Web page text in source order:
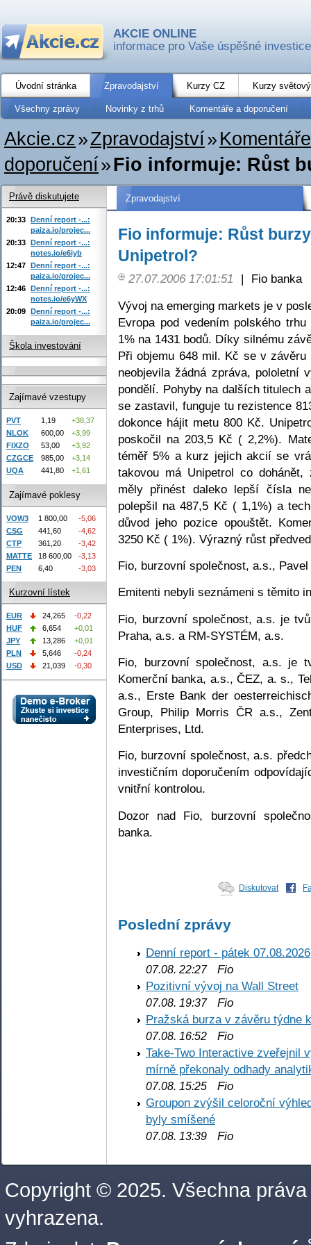
AKCIE ONLINE
informace pro Vaše úspěšné investice
Úvodní stránka Zpravodajství Kurzy CZ Kurzy
Všechny zprávy Novinky z trhů Komentáře a doporučení
Akcie.cz»Zpravodajství»
doporučení»Fio informuje: Růst
Zpravodajství
Fio informuje: Růst
Unipetrol?
27.07.2006 17:01:51 |
Fio banka
Vývoj na emerging markets je v
Evropa pod vedením polského
1% na 1431 bodů. Díky silnému
Při objemu 648 mil. Kč se v
neobjevila žádná zpráva, pololetní
pondělí. Pohyby na dalších titulech
se zastavil, funguje tu rezistence
dokonce hájit metu 800 Kč.
poskočil na 203,5 Kč ( 2,2%).
téměř 5% a kurz jejich akcií se
takovou má Unipetrol co
měly přinést daleko lepší čísla
polepšil na 487,5 Kč ( 1,1%) a
důvod jeho pozice opouštět.
3250 Kč ( 1%). Výrazný růst
Fio, burzovní společnost, a.s.,
Emitenti nebyli seznámeni s těmito
Fio, burzovní společnost, a.s. je
Praha, a.s. a RM-SYSTÉM, a.s.
Fio, burzovní společnost, a.s. je
Komerční banka, a.s., ČEZ, a. s.,
a.s., Erste Bank der
Group, Philip Morris ČR a.s.,
Enterprises, Ltd.
Fio, burzovní společnost, a.s.
investičním doporučením
vnitřní kontrolou.
Dozor nad Fio, burzovní
banka.
Diskutovat
Poslední zprávy
Denní report - pátek 07.08.2026
07.08. 22:27Fio
Pozitivní vývoj na Wall Street
07.08. 19:37Fio
Pražská burza v závěru týdne
07.08. 16:52 Fio
Take-Two Interactive zveřejnil
mírně překonaly odhady
07.08. 15:25 Fio
Groupon zvýšil celoroční
byly smíšené
07.08. 13:39 Fio
Právě diskutujete
20:33 Denní report -...:
paiza.io/projec...
20:33 Denní report -...:
notes.io/e6iyb
12:47 Denní report -...:
paiza.io/projec...
12:46 Denní report -...:
notes.io/e6yWX
20:09 Denní report -...:
paiza.io/projec...
Škola investování
Zajímavé vzestupy
PVT 1,19
+38,37
NLOK
600,00
+3,99
FIXZO
53,00
+3,92
CZGCE
985,00
+3,14
UQA
441,80 +1,61
Zajímavé poklesy
VOW3 1 800,00
-5,06
CSG
441,60
-4,62
CTP
361,20
-3,42
MATTE
18 600,00
-3,13
PEN
6,40 -3,03
Kurzovní lístek
EUR 24,265
-0,22
HUF
6,654
+0,01
JPY
13,286
+0,01
PLN
5,646
-0,24
USD
21,039 -0,30
Copyright © 2025. Všechna práva
vyhrazena.